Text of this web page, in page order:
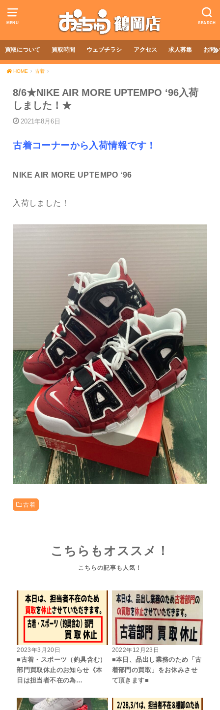
MENU SEARCH
買取について 買取時間 ウェブチラシ アクセス 求人募集 お問
HOME 古着
8/6★NIKE AIR MORE UPTEMPO ‘96入荷
しました！★
2021年8月6日
古着コーナーから入荷情報です！
NIKE AIR MORE UPTEMPO ‘96
入荷しました！
古着
こちらもオススメ！
2023年3月20日
■古着・スポーツ（釣具含む）
部門買取休止のお知らせ《本
日は担当者不在の為…
2022年12月23日
■本日、品出し業務のため「古
着部門の買取」をお休みさせ
て頂きます■